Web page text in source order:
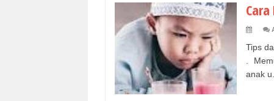
Tips
.
anak u...